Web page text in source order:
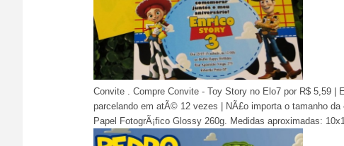
Convite . Compre Convite - Toy Story no Elo7 por R$ 5,59
parcelando em atÃ© 12 vezes | NÃ£o importa o tamanho
Papel FotogrÃ¡fico Glossy 260g. Medidas aproximadas: